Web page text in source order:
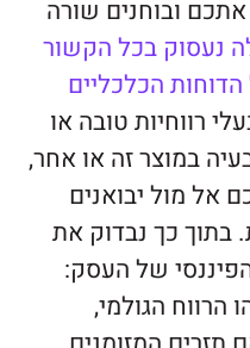
ובוחנים שורה
נעסוק בכל הקשור
הכלכליים
רווחיות טובה או
במוצר זה או אחר,
אל מול יבואנים
בתוך כך נבדוק את
של העסק:
הגולמי,